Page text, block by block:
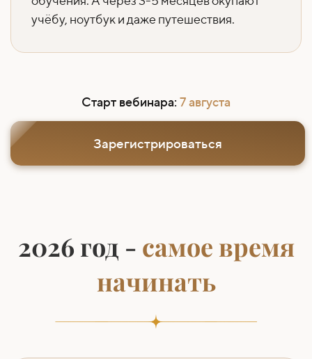
учёбу, ноутбук и даже путешествия.
Старт вебинара: 7 августа
Зарегистрироваться
2026 год - самое время
начинать